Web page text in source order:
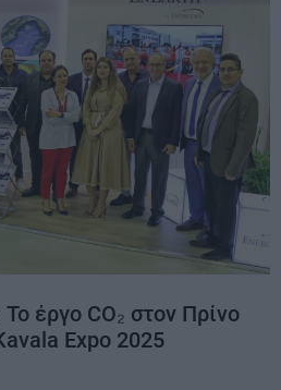
έργο CO₂ στον Πρίνο
Expo 2025